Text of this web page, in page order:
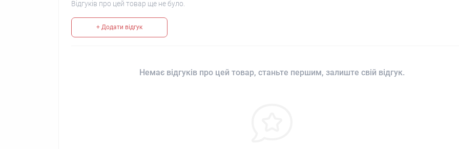
Відгуків про цей товар ще не було.
+ Додати відгук
Немає відгуків про цей товар, станьте першим, залиште свій відгук.